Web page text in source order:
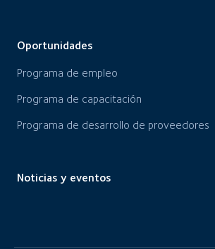
Oportunidades
Programa de empleo
Programa de capacitación
Programa de desarrollo de proveedores
Noticias y eventos